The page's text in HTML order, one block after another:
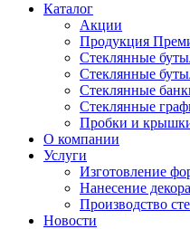
Каталог
Акции
Продукция
Стеклянные
Стеклянные
Стеклянные
Стеклянные
Пробки и
О компании
Услуги
Изготовление
Нанесение
Производство
Новости